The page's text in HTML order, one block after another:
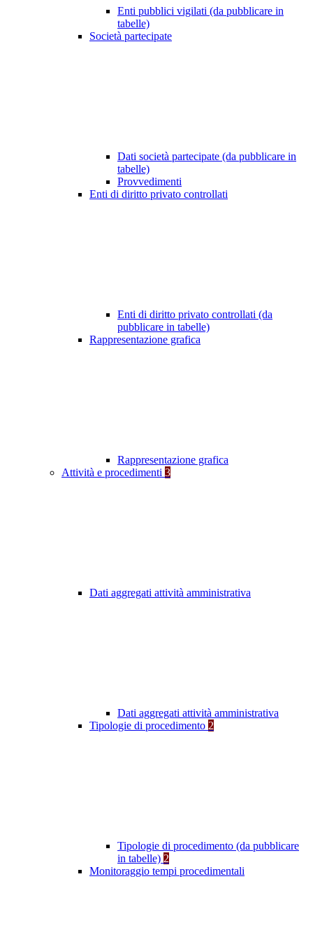
Enti pubblici vigilati (da pubblicare in
tabelle)
Società partecipate
Dati società partecipate (da pubblicare in
tabelle)
Provvedimenti
Enti di diritto privato controllati
Enti di diritto privato controllati (da
pubblicare in tabelle)
Rappresentazione grafica
Rappresentazione grafica
Attività e procedimenti 3
Dati aggregati attività amministrativa
Dati aggregati attività amministrativa
Tipologie di procedimento 2
Tipologie di procedimento (da pubblicare
in tabelle) 2
Monitoraggio tempi procedimentali